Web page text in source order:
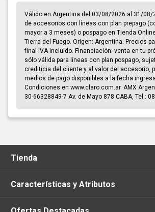
Válido en Argentina del 03/08/2026 al 31/08/
de accesorios con líneas con plan prepago
mayor a 3 meses) o pospago en Tienda
Tierra del Fuego. Origen: Argentina. Precios
final IVA incluido. Financiación: venta en tu
sólo válida para líneas con plan pospago,
crediticia del cliente y al valor del accesorio,
medios de pago disponibles a la fecha
Condiciones en www.claro.com.ar. AMX
30-66328849-7 Av. de Mayo 878 CABA, Tel.:
Tienda
Características y Atributos